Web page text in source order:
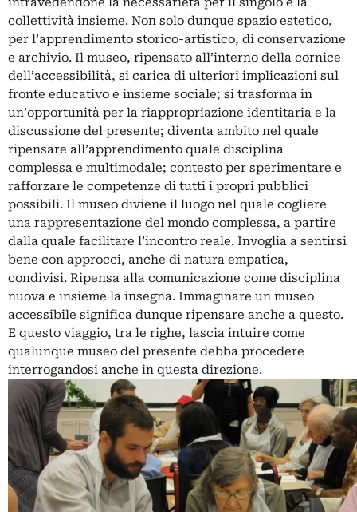
collettività insieme. Non solo dunque spazio estetico,
per l’apprendimento storico-artistico, di conservazione
e archivio. Il museo, ripensato all’interno della cornice
dell’accessibilità, si carica di ulteriori implicazioni sul
fronte educativo e insieme sociale; si trasforma in
un’opportunità per la riappropriazione identitaria e la
discussione del presente; diventa ambito nel quale
ripensare all’apprendimento quale disciplina
complessa e multimodale; contesto per sperimentare e
rafforzare le competenze di tutti i propri pubblici
possibili. Il museo diviene il luogo nel quale cogliere
una rappresentazione del mondo complessa, a partire
dalla quale facilitare l’incontro reale. Invoglia a sentirsi
bene con approcci, anche di natura empatica,
condivisi. Ripensa alla comunicazione come disciplina
nuova e insieme la insegna. Immaginare un museo
accessibile significa dunque ripensare anche a questo.
E questo viaggio, tra le righe, lascia intuire come
qualunque museo del presente debba procedere
interrogandosi anche in questa direzione.